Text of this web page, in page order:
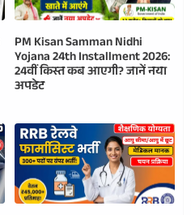
PM Kisan Samman Nidhi
Yojana 24th Installment 2026:
24वीं किस्त कब आएगी? जानें नया
अपडेट